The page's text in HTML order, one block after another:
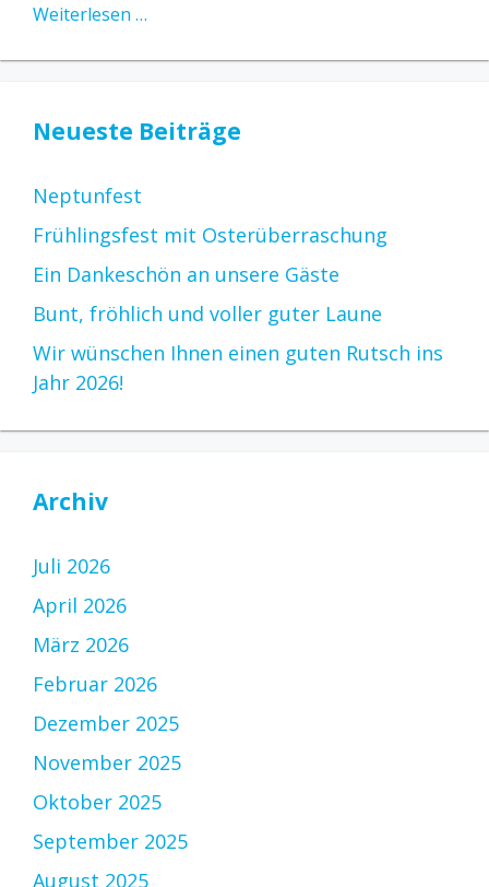
Weiterlesen …
Neueste Beiträge
Neptunfest
Frühlingsfest mit Osterüberraschung
Ein Dankeschön an unsere Gäste
Bunt, fröhlich und voller guter Laune
Wir wünschen Ihnen einen guten Rutsch ins
Jahr 2026!
Archiv
Juli 2026
April 2026
März 2026
Februar 2026
Dezember 2025
November 2025
Oktober 2025
September 2025
August 2025